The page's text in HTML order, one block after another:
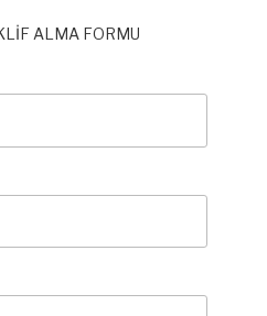
ALMA FORMU